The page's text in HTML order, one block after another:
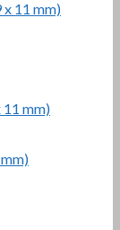
11 mm)